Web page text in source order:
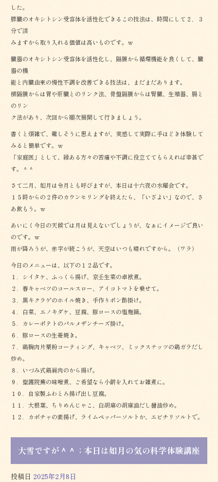
した。
膵臓のオキシトシン受容体を活性化できるこの技法は、時間にして２，３
分で済
みますから取り入れる価値は高いものです。ｗ
臓器のオキシトシン受容体を活性化し、隔膜から循環機能を良くして、臓
器の機
能と内臓由来の慢性不調を改善できる技法は、まだまだあります。
横隔膜からは胃や肝臓とのリンク法、骨盤隔膜からは腎臓、生殖器、腸と
のリン
ク法があり、次回から順次展開して行きましょう。
書くと煩雑で、難しそうに思えますが、実感して実際に手ほどき体験して
みると簡単です。ｗ
「家庭医」として、縁ある方々の苦痛や不調に役立ててもらえれば幸甚で
す。＾＾
さて二月、如月は令月とも呼びますが、本日は十六夜の水曜会です。
１５時からの２件のカウンセリングを終えたら、「いざよい」なので、さ
あ飲もう。ｗ
あいにく今日の天候では月は見えないでしょうが、なぁにイメージで良い
のです。ｗ
雨が降ろうが、赤字が続こうが、天空はいつも晴れですから。（ワラ）
今日のメニューは、以下の１２品です。
１．シイタケ、ふっくら揚げ、京壬生菜の卓袱煮。
２．春キャベツのコールスロー、アイコトマトを乗せて。
３．黒キクラゲのホイル焼き、手作りポン酢掛け。
４．白菜、エノキダケ、豆腐、豚ロースの塩麹鍋。
５．カレーポテトのパルメザンチーズ掛け。
６．豚ロースの生姜焼き。
７．鶏胸肉片栗粉コーティング、キャベツ、ミックスナッツの鶏ガラだし
炒め。
８．いづみ式鶏肩肉のから揚げ。
９．聖護院蕪の味噌煮、ご希望なら小餅を入れてお雑煮に。
１０．自家製ふわとろ揚げ出し豆腐。
１１．大根葉、ちりめんじゃこ、白胡麻の胡麻油だし醤油炒め。
１２．カボチャの素揚げ、ライムペッパーソルトか、エビチリソルトで。
大雪ですが＾＾；本日は如月の気の科学体験講座
投稿日 2025年2月8日